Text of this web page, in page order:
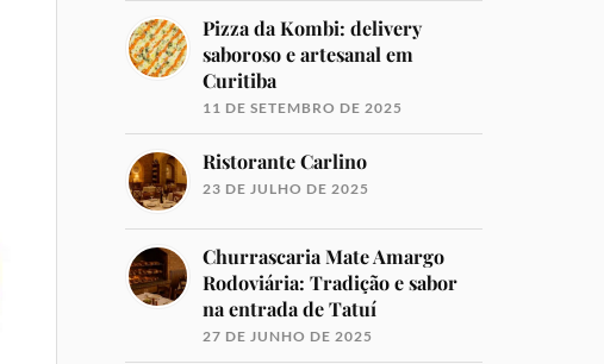
Pizza da Kombi: delivery
saboroso e artesanal em
Curitiba
11 DE SETEMBRO DE 2025
Ristorante Carlino
23 DE JULHO DE 2025
Churrascaria Mate Amargo
Rodoviária: Tradição e sabor
na entrada de Tatuí
27 DE JUNHO DE 2025